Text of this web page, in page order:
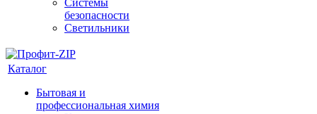
Системы
безопасности
Светильники
Каталог
Бытовая и
профессиональная химия